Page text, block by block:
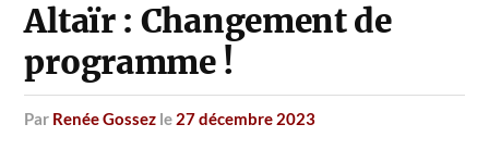
Altaïr : Changement de
programme !
par Renée Gossez le 27 décembre 2023